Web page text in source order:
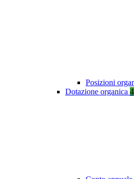
Posizioni
Dotazione organica 4